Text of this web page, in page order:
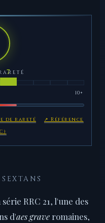
10+
de rareté
↗ Référence
RRC 21, l'une des
d'aes grave romaines,